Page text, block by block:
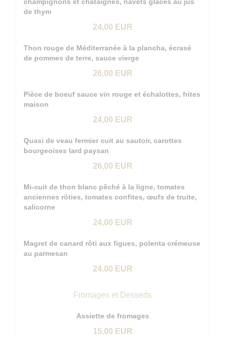
de thym
24,00 EUR
Thon rouge de Méditerranée à la plancha, écrasé
de pommes de terre, sauce vierge
26,00 EUR
Pièce de boeuf sauce vin rouge et échalottes, frites
maison
24,00 EUR
Quasi de veau fermier cuit au sautoir, carottes
bourgeoises lard paysan
26,00 EUR
Mi-cuit de thon blanc pêché à la ligne, tomates
anciennes rôties, tomates confites, œufs de truite,
salicorne
24,00 EUR
Magret de canard rôti aux figues, polenta crémeuse
au parmesan
24,00 EUR
Fromages et Desserts
Assiette de fromages
15,00 EUR